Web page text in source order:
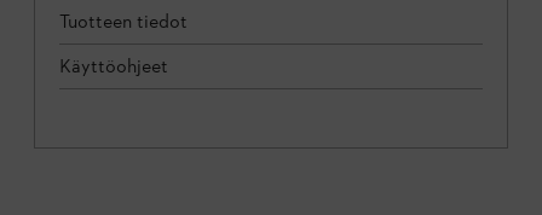
Tuotteen tiedot
Käyttöohjeet